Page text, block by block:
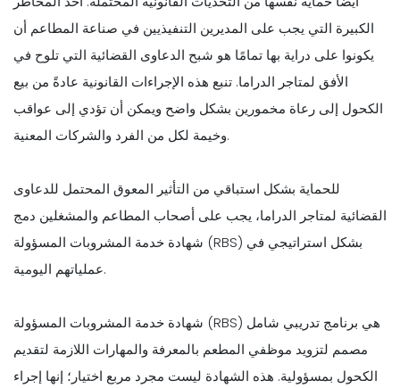
الكبيرة التي يجب على المديرين التنفيذيين في صناعة المطاعم أن
يكونوا على دراية بها تمامًا هو شبح الدعاوى القضائية التي تلوح في
الأفق لمتاجر الدراما. تنبع هذه الإجراءات القانونية عادةً من بيع
الكحول إلى رعاة مخمورين بشكل واضح ويمكن أن تؤدي إلى عواقب
وخيمة لكل من الفرد والشركات المعنية.
للحماية بشكل استباقي من التأثير المعوق المحتمل للدعاوى
القضائية لمتاجر الدراما، يجب على أصحاب المطاعم والمشغلين دمج
شهادة خدمة المشروبات المسؤولة (RBS) بشكل استراتيجي في
عملياتهم اليومية.
شهادة خدمة المشروبات المسؤولة (RBS) هي برنامج تدريبي شامل
مصمم لتزويد موظفي المطعم بالمعرفة والمهارات اللازمة لتقديم
الكحول بمسؤولية. هذه الشهادة ليست مجرد مربع اختيار؛ إنها إجراء